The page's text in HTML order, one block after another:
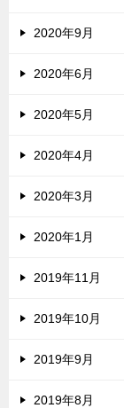
2020年9月
2020年6月
2020年5月
2020年4月
2020年3月
2020年1月
2019年11月
2019年10月
2019年9月
2019年8月